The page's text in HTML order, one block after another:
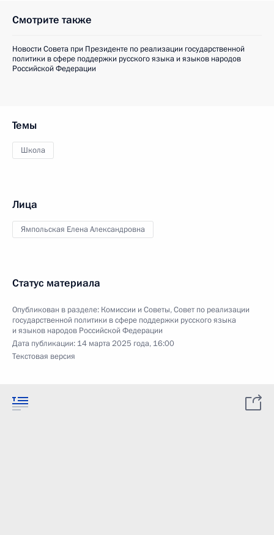
Смотрите также
Новости Совета при Президенте по реализации государственной
политики в сфере поддержки русского языка и языков народов
Российской Федерации
Темы
Школа
Лица
Ямпольская Елена Александровна
Статус материала
Опубликован в разделе: Комиссии и Советы,Совет по реализации
государственной политики в сфере поддержки русского языка
и языков народов Российской Федерации
Дата публикации: 14 марта 2025 года, 16:00
Текстовая версия